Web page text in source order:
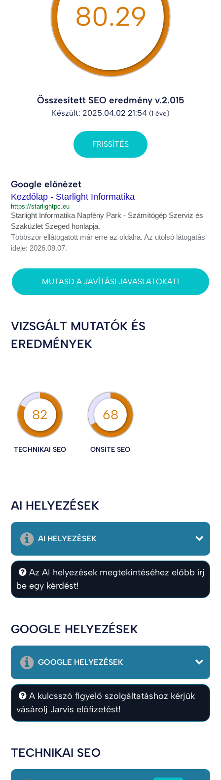
80.29
Összesített SEO eredmény v.2.015
Készült: 2025.04.02 21:54 (1 éve)
FRISSÍTÉS
Google előnézet
Kezdőlap - Starlight Informatika
https://starlightpc.eu
Starlight Informatika Napfény Park - Számítógép Szerviz és
Szaküzlet Szeged honlapja.
Többször ellátogatott már erre az oldalra. Az utolsó látogatás
ideje: 2026.08.07.
MUTASD A JAVÍTÁSI JAVASLATOKAT!
VIZSGÁLT MUTATÓK ÉS
EREDMÉNYEK
82
TECHNIKAI SEO
68
ONSITE SEO
AI HELYEZÉSEK
AI HELYEZÉSEK
Az AI helyezések megtekintéséhez előbb írj
be egy kérdést!
GOOGLE HELYEZÉSEK
GOOGLE HELYEZÉSEK
A kulcsszó figyelő szolgáltatáshoz kérjük
vásárolj Jarvis előfizetést!
TECHNIKAI SEO